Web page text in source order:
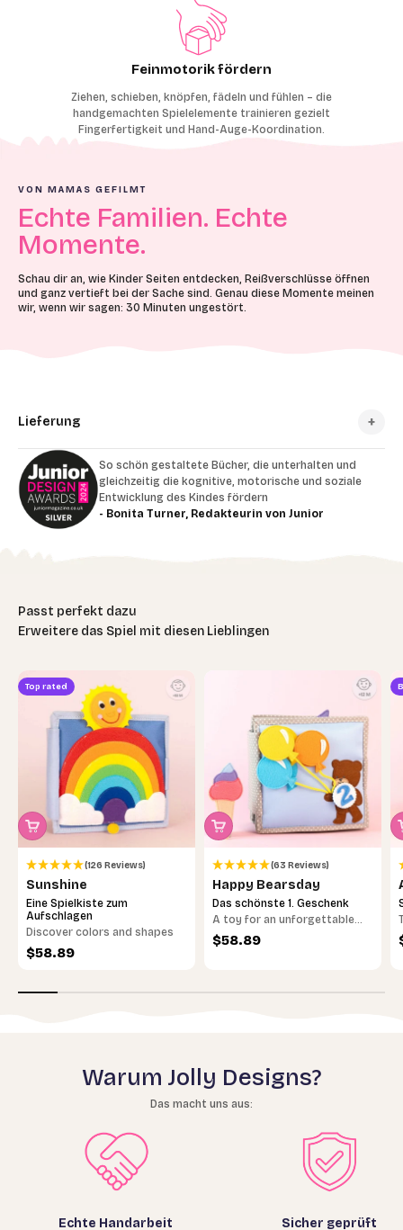
Feinmotorik fördern
Ziehen, schieben, knöpfen, fädeln und fühlen – die
handgemachten Spielelemente trainieren gezielt
Fingerfertigkeit und Hand-Auge-Koordination.
VON MAMAS GEFILMT
Echte Familien. Echte
Momente.
Schau dir an, wie Kinder Seiten entdecken, Reißverschlüsse öffnen
und ganz vertieft bei der Sache sind. Genau diese Momente meinen
wir, wenn wir sagen: 30 Minuten ungestört.
So schön gestaltete Bücher, die unterhalten und
gleichzeitig die kognitive, motorische und soziale
Entwicklung des Kindes fördern
- Bonita Turner, Redakteurin von Junior
Lieferung
Erweitere das Spiel mit diesen Lieblingen
Top rated
(126 Reviews)
Sunshine
Eine Spielkiste zum
Aufschlagen
Discover colors and shapes
Sale price
$58.89
(63 Reviews)
Happy Bearsday
Das schönste 1. Geschenk
A toy for an unforgettable
birthday
Sale price
$58.89
Warum Jolly Designs?
Das macht uns aus:
Echte Handarbeit Sicher geprüft